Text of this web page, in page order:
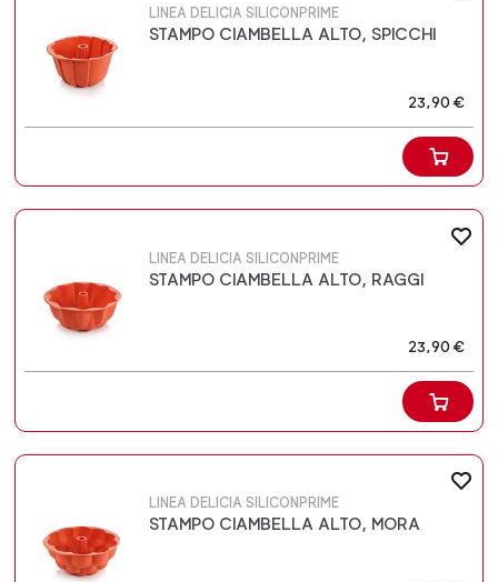
LINEA DELICIA SILICONPRIME
STAMPO CIAMBELLA ALTO, SPICCHI
23,90 €
LINEA DELICIA SILICONPRIME
STAMPO CIAMBELLA ALTO, RAGGI
23,90 €
LINEA DELICIA SILICONPRIME
STAMPO CIAMBELLA ALTO, MORA